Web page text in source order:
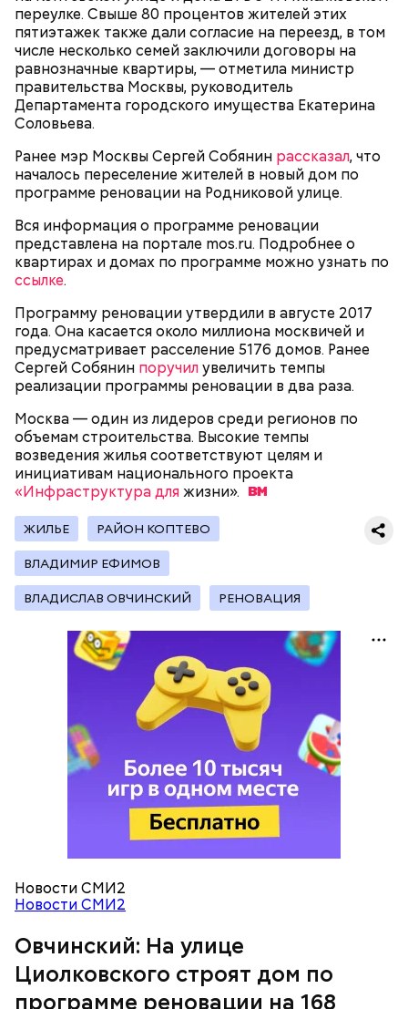
переулке. Свыше 80 процентов жителей этих
пятиэтажек также дали согласие на переезд, в том
числе несколько семей заключили договоры на
равнозначные квартиры, — отметила министр
правительства Москвы, руководитель
Департамента городского имущества Екатерина
Соловьева.
Ранее мэр Москвы Сергей Собянин рассказал, что
началось переселение жителей в новый дом по
программе реновации на Родниковой улице.
Вся информация о программе реновации
представлена на портале mos.ru. Подробнее о
квартирах и домах по программе можно узнать по
ссылке.
Программу реновации утвердили в августе 2017
года. Она касается около миллиона москвичей и
предусматривает расселение 5176 домов. Ранее
Сергей Собянин поручилувеличить темпы
реализации программы реновации в два раза.
Москва — один из лидеров среди регионов по
объемам строительства. Высокие темпы
возведения жилья соответствуют целям и
инициативам национального проекта
«Инфраструктура дляжизни».
ЖИЛЬЕ РАЙОН КОПТЕВО
ВЛAДИМИР ЕФИМОВ
ВЛАДИСЛАВ ОВЧИНСКИЙ РЕНОВАЦИЯ
Новости СМИ2
Новости СМИ2
Овчинский: На улице
Циолковского строят дом по
программе реновации на 168